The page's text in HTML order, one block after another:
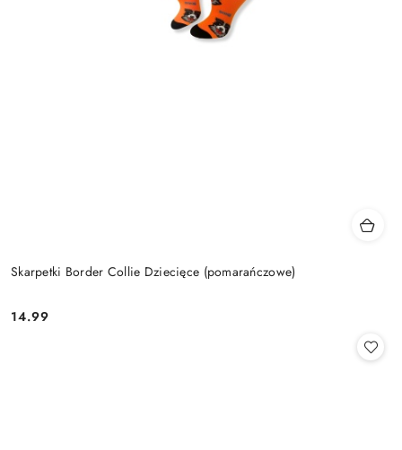
Skarpetki Border Collie Dziecięce (pomarańczowe)
Cena:
14.99